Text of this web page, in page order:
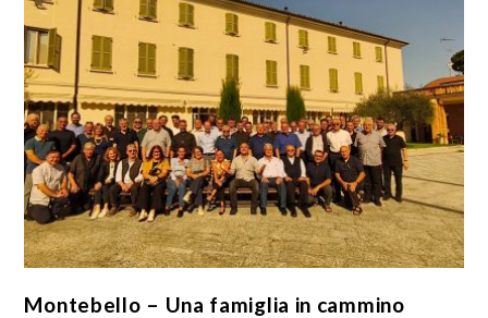
Montebello – Una famiglia in cammino